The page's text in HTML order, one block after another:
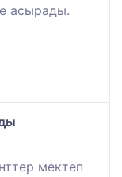
асырады.
мектеп